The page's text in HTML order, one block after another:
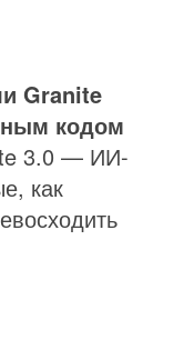
Granite
кодом
3.0 — ИИ-
как